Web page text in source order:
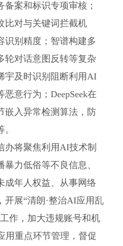
案和标识专项审核；
比对与关键词拦截机
识别精度；智谱构建多
轮对话意图反转等复杂
宇及时识别阻断利用AI
意行为；DeepSeek在
嵌入异常检测算法，防
将聚焦利用AI技术制
力低俗等不良信息、
成年人权益、从事网络
开展“清朗·整治AI应用乱
作，加大违规账号和机
用重点环节管理，督促